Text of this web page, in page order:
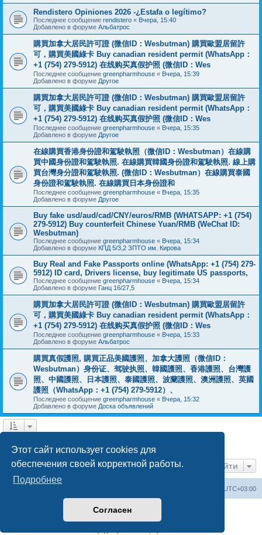
Этот сайт использует cookies для
обеспечения своей корректной работы.
Подробнее
Согласен
Rendistero Opiniones 2026 -¿Estafa o legítimo?
Последнее сообщение rendistero « Вчера, 15:40
Добавлено в форуме Альбатрос
購買加拿大居民許可證 (微信ID：Wesbutman) 購買歐盟居留許
可，購買美國綠卡 Buy canadian resident permit (WhatsApp：
+1 (754) 279-5912) 在线购买真假护照 (微信ID：Wes
Последнее сообщение greenpharmhouse « Вчера, 15:39
Добавлено в форуме Другое
購買加拿大居民許可證 (微信ID：Wesbutman) 購買歐盟居留許
可，購買美國綠卡 Buy canadian resident permit (WhatsApp：
+1 (754) 279-5912) 在线购买真假护照 (微信ID：Wes
Последнее сообщение greenpharmhouse « Вчера, 15:35
Добавлено в форуме Другое
在線購買香港身份證和駕駛執照（微信ID：Wesbutman）在線購
買中國身份證和駕駛執照. 在線購買韓國身份證和駕駛執照. 線上購
買台灣身分證和駕駛執照. (微信ID：Wesbutman）在線購買泰國
身份證和駕駛執照. 在線購買日本身份證和
Последнее сообщение greenpharmhouse « Вчера, 15:35
Добавлено в форуме Другое
Buy fake usd/aud/cad/CNY/euros/RMB (WHATSAPP: +1 (754)
279-5912) Buy counterfeit Chinese Yuan/RMB (WeChat ID:
Wesbutman)
Последнее сообщение greenpharmhouse « Вчера, 15:34
Добавлено в форуме КПД 5/3,2 ЗПТО им. Кирова
Buy Real and Fake Passports online (WhatsApp: +1 (754) 279-
5912) ID card, Drivers license, buy legitimate US passports,
Последнее сообщение greenpharmhouse « Вчера, 15:34
Добавлено в форуме Ганц 16/27,5
購買加拿大居民許可證 (微信ID：Wesbutman) 購買歐盟居留許
可，購買美國綠卡 Buy canadian resident permit (WhatsApp：
+1 (754) 279-5912) 在线购买真假护照 (微信ID：Wes
Последнее сообщение greenpharmhouse « Вчера, 15:33
Добавлено в форуме Альбатрос
購買真假護照, 購買正品美國護照、加拿大護照（微信ID：
Wesbutman）身份证、驾驶执照、韓國護照、香港護照、台灣護
照、中國護照、日本護照、泰國護照、波蘭護照、澳洲護照、英國
護照（WhatsApp：+1 (754) 279-5912）、
Последнее сообщение greenpharmhouse « Вчера, 15:32
Добавлено в форуме Доска объявлений
Перейти
UTC+03:00
Создано на основеphpBB® Forum Software © phpBB Limited
Русская поддержка phpBB